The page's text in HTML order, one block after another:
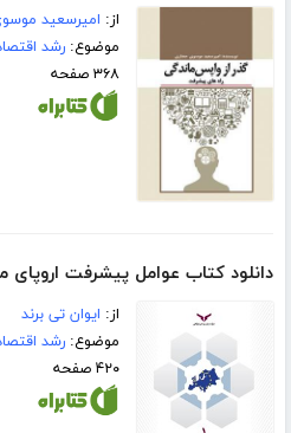
از: امیرسعید
موضوع:رشد
۳۶۸ صفحه
دانلود کتاب عوامل پیشرفت اروپای
از: ایوان تی برند
موضوع:رشد
۴۲۰ صفحه